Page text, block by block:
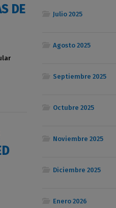
DE
Julio 2025
Agosto 2025
Septiembre 2025
Octubre 2025
Noviembre 2025
Diciembre 2025
Enero 2026